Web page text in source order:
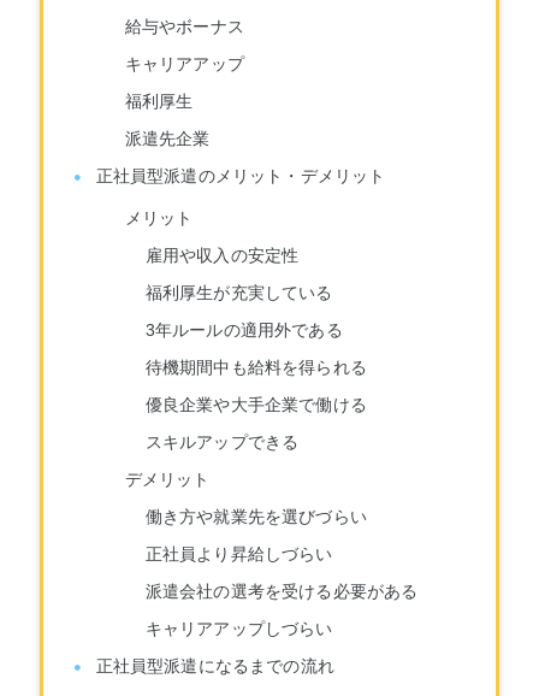
給与やボーナス
キャリアアップ
福利厚生
派遣先企業
正社員型派遣のメリット・デメリット
メリット
雇用や収入の安定性
福利厚生が充実している
3年ルールの適用外である
待機期間中も給料を得られる
優良企業や大手企業で働ける
スキルアップできる
デメリット
働き方や就業先を選びづらい
正社員より昇給しづらい
派遣会社の選考を受ける必要がある
キャリアアップしづらい
正社員型派遣になるまでの流れ